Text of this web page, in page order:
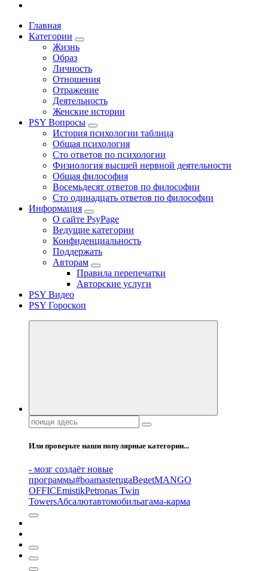
Главная
Категории
Жизнь
Образ
Личность
Отношения
Отражение
Деятельность
Женские истории
PSY Вопросы
История психологии таблица
Общая психология
Сто ответов по психологии
Физиология высшей нервной деятельности
Общая философия
Восемьдесят ответов по философии
Сто одинадцать ответов по философии
Информация
О сайте PsyPage
Ведущие категории
Конфиденциальность
Поддержать
Авторам
Правила перепечатки
Авторские услуги
PSY Видео
PSY Гороскоп
Поиск:
Или проверьте наши популярные категории...
- мозг создаёт новые
программы#boamasterugaBegetMANGO
OFFICEmistikPetronas Twin
TowersАбсалютавтомобильагама-карма